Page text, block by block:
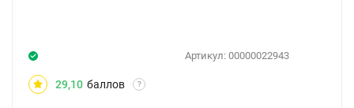
Артикул: 00000022943
29,10 баллов ?